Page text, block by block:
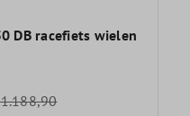
DB racefiets wielen